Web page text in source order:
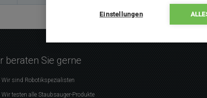
beraten Sie gerne
Wir sind Robotikspezialisten
Wir testen alle Staubsauger-Produkte
Einstellungen